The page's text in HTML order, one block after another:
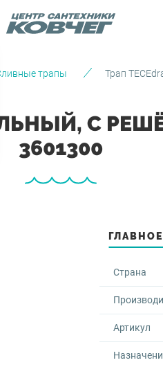
трапы Трап
С
3601300
ГЛАВНОЕ
Страна
Артикул